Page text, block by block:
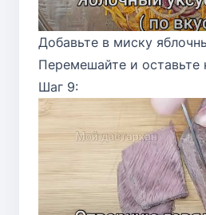
Добавьте в миску
Перемешайте и оставьте
Шаг 9: